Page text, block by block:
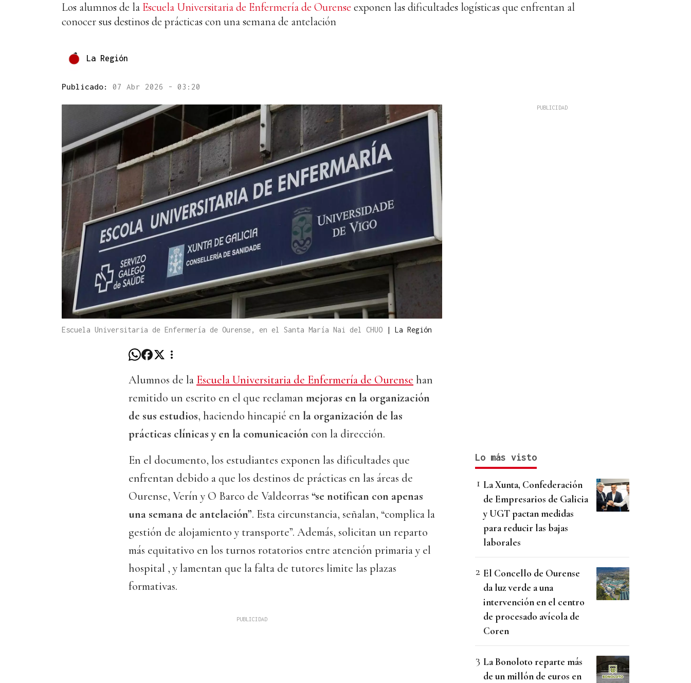
Los alumnos de la Escuela Universitaria de Enfermería de Ourense exponen las dificultades logísticas que enfrentan al
conocer sus destinos de prácticas con una semana de antelación
La Región
Publicado: 07 Abr 2026 - 03:20
Escuela Universitaria de Enfermería de Ourense, en el Santa María Nai del CHUO | La Región
Alumnos de la Escuela Universitaria de Enfermería de Ourense han
remitido un escrito en el que reclaman mejoras en la organización
de sus estudios, haciendo hincapié en la organización de las
prácticas clínicas y en la comunicación con la dirección.
En el documento, los estudiantes exponen las dificultades que
enfrentan debido a que los destinos de prácticas en las áreas de
Ourense, Verín y O Barco de Valdeorras “se notifican con apenas
una semana de antelación”. Esta circunstancia, señalan, “complica la
gestión de alojamiento y transporte”. Además, solicitan un reparto
más equitativo en los turnos rotatorios entre atención primaria y el
hospital , y lamentan que la falta de tutores limite las plazas
formativas.
Lo más visto
La Xunta, Confederación
de Empresarios de Galicia
y UGT pactan medidas
para reducir las bajas
laborales
El Concello de Ourense
da luz verde a una
intervención en el centro
de procesado avícola de
Coren
La Bonoloto reparte más
de un millón de euros en